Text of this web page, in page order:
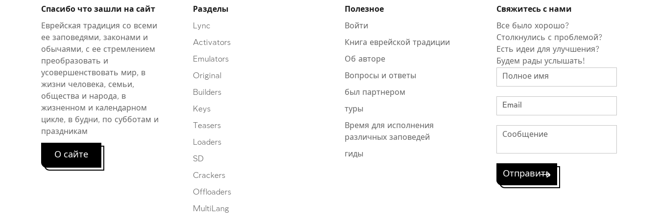
Свяжитесь с нами
Все было хорошо?
Столкнулись с проблемой?
Есть идеи для улучшения?
Будем рады услышать!
Полезное
Войти
Книга еврейской традиции
Об авторе
Вопросы и ответы
был партнером
туры
Время для исполнения
различных заповедей
гиды
Разделы
Lync
Activators
Emulators
Original
Builders
Keys
Teasers
Loaders
SD
Crackers
Offloaders
MultiLang
Спасибо что зашли на сайт
Еврейская традиция со всеми
ее заповедями, законами и
обычаями, с ее стремлением
преобразовать и
усовершенствовать мир, в
жизни человека, семьи,
общества и народа, в
жизненном и календарном
цикле, в будни, по субботам и
праздникам
О сайте